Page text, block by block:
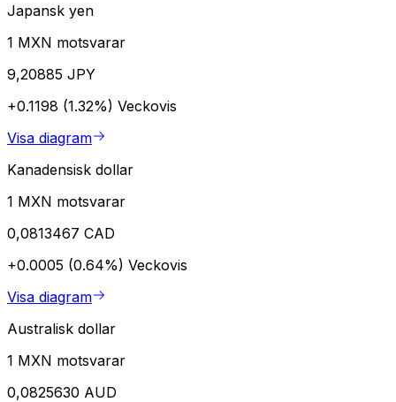
Japansk yen
1 MXN motsvarar
9,20885 JPY
+0.1198 (1.32%) Veckovis
Visa diagram
Kanadensisk dollar
1 MXN motsvarar
0,0813467 CAD
+0.0005 (0.64%) Veckovis
Visa diagram
Australisk dollar
1 MXN motsvarar
0,0825630 AUD